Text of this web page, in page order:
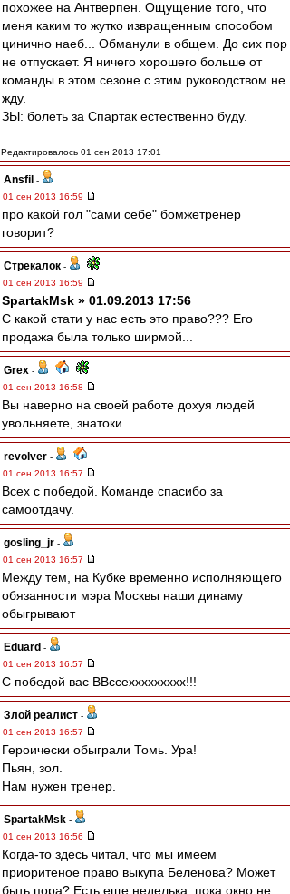
похожее на Антверпен. Ощущение того, что
меня каким то жутко извращенным способом
цинично наеб... Обманули в общем. До сих пор
не отпускает. Я ничего хорошего больше от
команды в этом сезоне с этим руководством не
жду.
ЗЫ: болеть за Спартак естественно буду.
Редактировалось 01 сен 2013 17:01
Ansfil -
01 сен 2013 16:59
про какой гол "сами себе" бомжетренер
говорит?
Стрекалок -
01 сен 2013 16:59
SpartakMsk » 01.09.2013 17:56
С какой стати у нас есть это право??? Его
продажа была только ширмой...
Grex -
01 сен 2013 16:58
Вы наверно на своей работе дохуя людей
увольняете, знатоки...
revolver -
01 сен 2013 16:57
Всех с победой. Команде спасибо за
самоотдачу.
gosling_jr -
01 сен 2013 16:57
Между тем, на Кубке временно исполняющего
обязанности мэра Москвы наши динаму
обыгрывают
Eduard -
01 сен 2013 16:57
С победой вас ВВссеххххххххх!!!
Злой реалист -
01 сен 2013 16:57
Героически обыграли Томь. Ура!
Пьян, зол.
Нам нужен тренер.
SpartakMsk -
01 сен 2013 16:56
Когда-то здесь читал, что мы имеем
приоритеное право выкупа Беленова? Может
быть пора? Есть еще неделька, пока окно не